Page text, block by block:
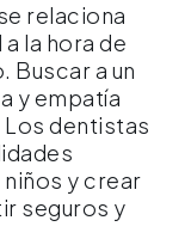
relaciona
la hora de
Buscar a un
y empatía
dentistas
y crear
seguros y